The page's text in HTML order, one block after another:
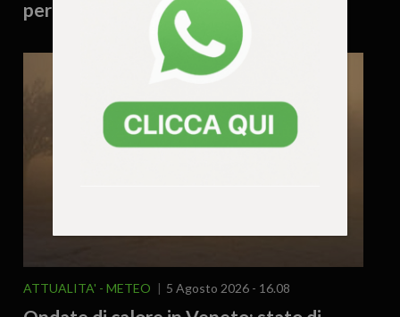
per la pioggia
ATTUALITA' METEO 5 Agosto 2026 - 16.08